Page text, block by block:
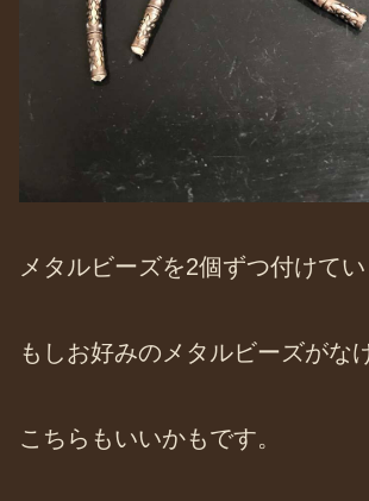
メタルビーズを2個ずつ付けてい
もしお好みのメタルビーズがな
こちらもいいかもです。